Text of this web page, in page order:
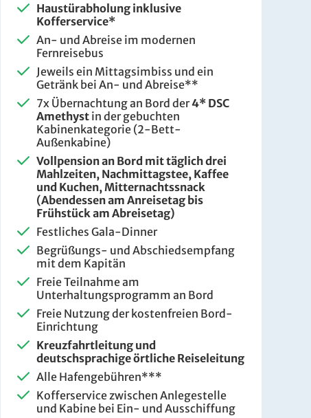
Haustürabholung inklusive
Kofferservice*
An- und Abreise im modernen
Fernreisebus
Jeweils ein Mittagsimbiss und ein
Getränk bei An- und Abreise**
7x Übernachtung an Bord der4* DSC
Amethyst in der gebuchten
Kabinenkategorie (2-Bett-
Außenkabine)
Vollpension an Bord mit täglich drei
Mahlzeiten, Nachmittagstee, Kaffee
und Kuchen, Mitternachtssnack
(Abendessen am Anreisetag bis
Frühstück am Abreisetag)
Festliches Gala-Dinner
Begrüßungs- und Abschiedsempfang
mit dem Kapitän
Freie Teilnahme am
Unterhaltungsprogramm an Bord
Freie Nutzung der kostenfreien Bord-
Einrichtung
Kreuzfahrtleitung und
deutschsprachige örtliche Reiseleitung
Alle Hafengebühren***
Kofferservice zwischen Anlegestelle
und Kabine bei Ein- und Ausschiffung